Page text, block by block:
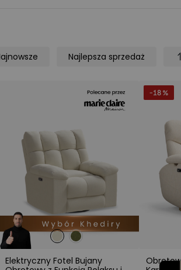
Najlepsza sprzedaż
Elektryczny Fotel Bujany
-18 %